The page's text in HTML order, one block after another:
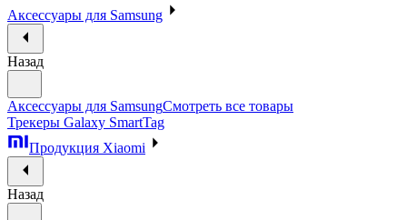
Аксессуары для Samsung
Назад
Аксессуары для SamsungСмотреть все товары
Трекеры Galaxy SmartTag
Продукция Xiaomi
Назад